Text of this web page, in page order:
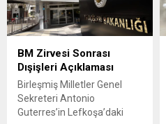
ise, ağır yaralanmaya
rağmen genç hastanın
bekleme sırasında sakin
davranarak telefonuyla
ilgilenmeye devam
etmesiydi. Bu durum,
travma servisindeki
görevliler ve çevredeki
kişiler...
BM Zirvesi Sonrası
Dışişleri Açıklaması
Birleşmiş Milletler Genel
Sekreteri Antonio
Guterres’in Lefkoşa’daki